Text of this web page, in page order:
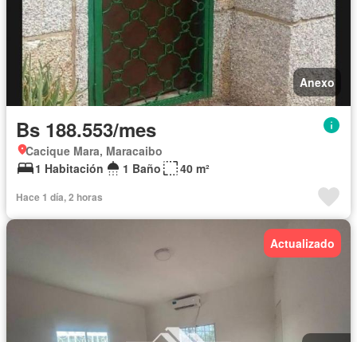
Anexo
Bs 188.553/mes
Cacique Mara, Maracaibo
1 Habitación
1 Baño 40 m²
Hace 1 día, 2 horas
Actualizado